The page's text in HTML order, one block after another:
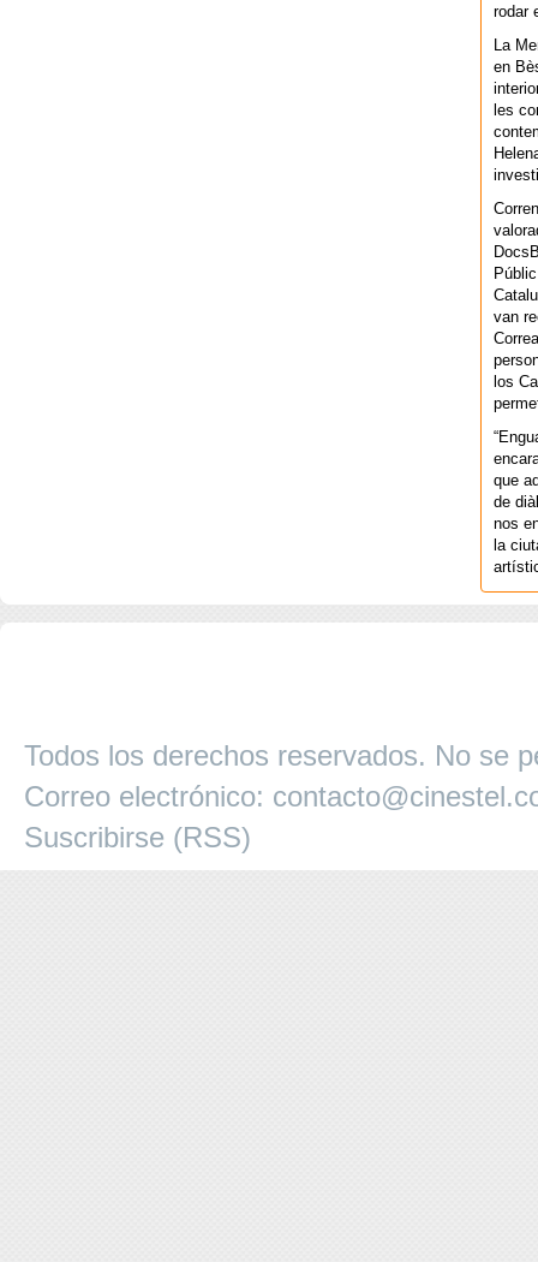
rodar
La
en
les
van
los
que
de
nos
la
Todos los derechos reservados. No se
Correo electrónico:
Suscribirse (RSS)